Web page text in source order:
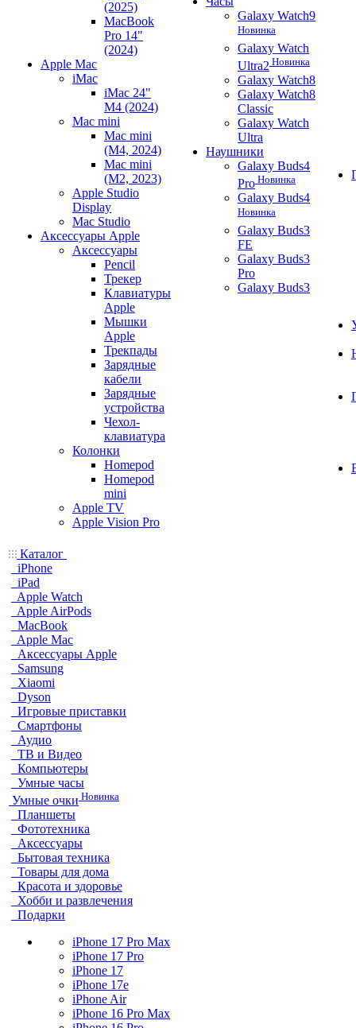
(2025)
MacBook
Pro 14"
(2024)
Apple Mac
iMac
iMac 24"
M4 (2024)
Mac mini
Mac mini
(M4, 2024)
Mac mini
(M2, 2023)
Apple Studio
Display
Mac Studio
Аксессуары Apple
Аксессуары
Pencil
Трекер
Клавиатуры
Apple
Мышки
Apple
Трекпады
Зарядные
кабели
Зарядные
устройства
Чехол-
клавиатура
Колонки
Homepod
Homepod
mini
Apple TV
Apple Vision Pro
Galaxy Watch9
Новинка
Galaxy Watch
Ultra2 Новинка
Galaxy Watch8
Galaxy Watch8
Classic
Galaxy Watch
Ultra
Наушники
Galaxy Buds4
Pro Новинка
Galaxy Buds4
Новинка
Galaxy Buds3
FE
Galaxy Buds3
Pro
Galaxy Buds3
Каталог
iPhone
iPad
Apple Watch
Apple AirPods
MacBook
Apple Mac
Аксессуары Apple
Samsung
Xiaomi
Dyson
Игровые приставки
Смартфоны
Аудио
ТВ и Видео
Компьютеры
Умные часы
Умные очки Новинка
Планшеты
Фототехника
Аксессуары
Бытовая техника
Товары для дома
Красота и здоровье
Хобби и развлечения
Подарки
iPhone 17 Pro Max
iPhone 17 Pro
iPhone 17
iPhone 17e
iPhone Air
iPhone 16 Pro Max